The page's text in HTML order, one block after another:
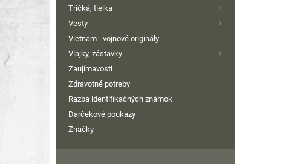
Tričká, tielka
Vesty
Vietnam - vojnové originály
Vlajky, zástavky
Zaujímavosti
Zdravotné potreby
Razba identifikačných známok
Darčekové poukazy
Značky